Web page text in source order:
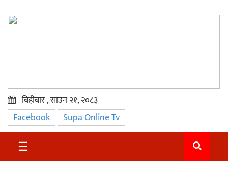
प्रमुख
समाचार
सुदुर
बिहीबार , साउन २१, २०८३
Facebook Supa Online Tv
☰